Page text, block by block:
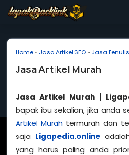
Home» Jasa Artikel SEO» Jasa
Jasa Artikel Murah
Jasa Artikel Murah |
bapak ibu sekalian, jika anda
Artikel Murahtermurah dan
saja Ligapedia.online
yang harus paling anda